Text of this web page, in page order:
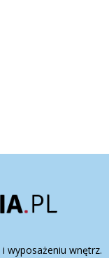
wyposażeniu wnętrz.